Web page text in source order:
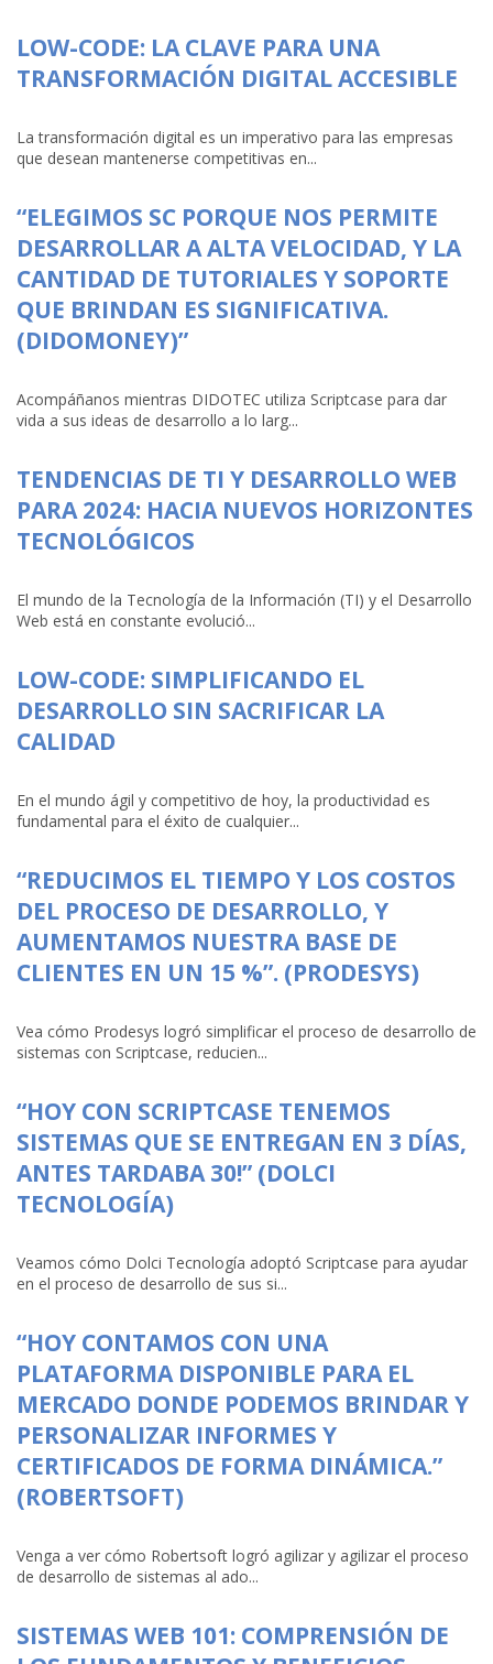
LOW-CODE: LA CLAVE PARA UNA
TRANSFORMACIÓN DIGITAL ACCESIBLE
La transformación digital es un imperativo para las empresas
que desean mantenerse competitivas en...
“ELEGIMOS SC PORQUE NOS PERMITE
DESARROLLAR A ALTA VELOCIDAD, Y LA
CANTIDAD DE TUTORIALES Y SOPORTE
QUE BRINDAN ES SIGNIFICATIVA.
(DIDOMONEY)”
Acompáñanos mientras DIDOTEC utiliza Scriptcase para dar
vida a sus ideas de desarrollo a lo larg...
TENDENCIAS DE TI Y DESARROLLO WEB
PARA 2024: HACIA NUEVOS HORIZONTES
TECNOLÓGICOS
El mundo de la Tecnología de la Información (TI) y el Desarrollo
Web está en constante evolució...
LOW-CODE: SIMPLIFICANDO EL
DESARROLLO SIN SACRIFICAR LA
CALIDAD
En el mundo ágil y competitivo de hoy, la productividad es
fundamental para el éxito de cualquier...
“REDUCIMOS EL TIEMPO Y LOS COSTOS
DEL PROCESO DE DESARROLLO, Y
AUMENTAMOS NUESTRA BASE DE
CLIENTES EN UN 15 %”. (PRODESYS)
Vea cómo Prodesys logró simplificar el proceso de desarrollo de
sistemas con Scriptcase, reducien...
“HOY CON SCRIPTCASE TENEMOS
SISTEMAS QUE SE ENTREGAN EN 3 DÍAS,
ANTES TARDABA 30!” (DOLCI
TECNOLOGÍA)
Veamos cómo Dolci Tecnología adoptó Scriptcase para ayudar
en el proceso de desarrollo de sus si...
“HOY CONTAMOS CON UNA
PLATAFORMA DISPONIBLE PARA EL
MERCADO DONDE PODEMOS BRINDAR Y
PERSONALIZAR INFORMES Y
CERTIFICADOS DE FORMA DINÁMICA.”
(ROBERTSOFT)
Venga a ver cómo Robertsoft logró agilizar y agilizar el proceso
de desarrollo de sistemas al ado...
SISTEMAS WEB 101: COMPRENSIÓN DE